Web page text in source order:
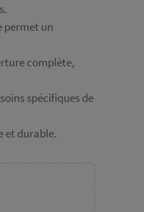
permet un
complète,
spécifiques de
et durable.